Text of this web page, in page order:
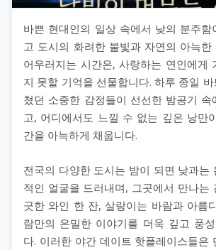
바쁜 현대인의 일상 속에서 낮의 분주
고 도시의 화려한 불빛과 자연의 아늑한
어우러지는 시간은, 사랑하는 연인에게
지 못할 기억을 선물합니다. 하루 종일
쳤던 소중한 감정들이 선선한 밤공기 속
고, 어디에서도 느낄 수 없는 깊은 낭만
간을 아늑하게 채웁니다.
전국의 다양한 도시는 밤이 되면 낮과는
적인 얼굴을 드러내며, 그곳에서 만나는
긋한 와인 한 잔, 살랑이는 바람과 아름
람만의 은밀한 이야기를 더욱 깊고 풍
다. 이러한 야간 데이트 핫플레이스들은